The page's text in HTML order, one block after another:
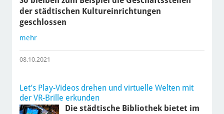
der städtischen Kultureinrichtungen
geschlossen
mehr
08.10.2021
Let’s Play-Videos drehen und virtuelle Welten mit
der VR-Brille erkunden
Die städtische Bibliothek bietet im